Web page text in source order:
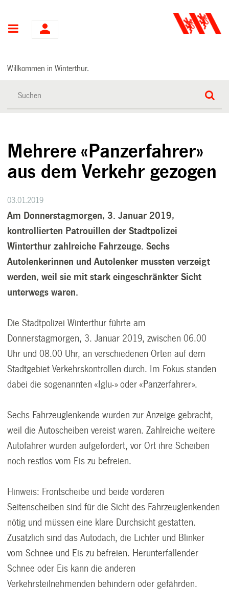
Hauptnavigation
Willkommen in Winterthur.
Mehrere «Panzerfahrer»
aus dem Verkehr gezogen
03.01.2019
Am Donnerstagmorgen, 3. Januar 2019,
kontrollierten Patrouillen der Stadtpolizei
Winterthur zahlreiche Fahrzeuge. Sechs
Autolenkerinnen und Autolenker mussten verzeigt
werden, weil sie mit stark eingeschränkter Sicht
unterwegs waren.
Die Stadtpolizei Winterthur führte am
Donnerstagmorgen, 3. Januar 2019, zwischen 06.00
Uhr und 08.00 Uhr, an verschiedenen Orten auf dem
Stadtgebiet Verkehrskontrollen durch. Im Fokus standen
dabei die sogenannten «Iglu-» oder «Panzerfahrer».
Sechs Fahrzeuglenkende wurden zur Anzeige gebracht,
weil die Autoscheiben vereist waren. Zahlreiche weitere
Autofahrer wurden aufgefordert, vor Ort ihre Scheiben
noch restlos vom Eis zu befreien.
Hinweis: Frontscheibe und beide vorderen
Seitenscheiben sind für die Sicht des Fahrzeuglenkenden
nötig und müssen eine klare Durchsicht gestatten.
Zusätzlich sind das Autodach, die Lichter und Blinker
vom Schnee und Eis zu befreien. Herunterfallender
Schnee oder Eis kann die anderen
Verkehrsteilnehmenden behindern oder gefährden.